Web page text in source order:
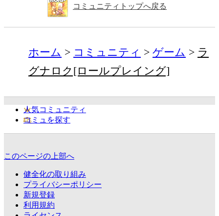
コミュニティトップへ戻る
ホーム コミュニティ ゲーム
ラ
グナロク[ロールプレイング]
人気コミュニティ
コミュを探す
このページの上部へ
健全化の取り組み
プライバシーポリシー
新規登録
利用規約